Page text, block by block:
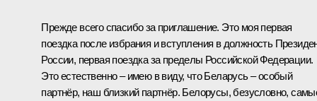
Прежде всего спасибо за приглашение. Это моя первая
поездка после избрания и вступления в должность
России, первая поездка за пределы Российской Федерации.
Это естественно – имею в виду, что Беларусь – особый
партнёр, наш близкий партнёр. Белорусы, безусловно,